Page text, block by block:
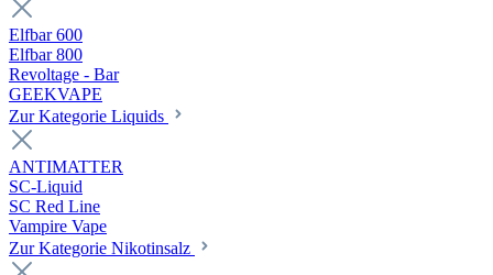
Elfbar 600
Elfbar 800
Revoltage - Bar
GEEKVAPE
Zur Kategorie Liquids
ANTIMATTER
SC-Liquid
SC Red Line
Vampire Vape
Zur Kategorie Nikotinsalz